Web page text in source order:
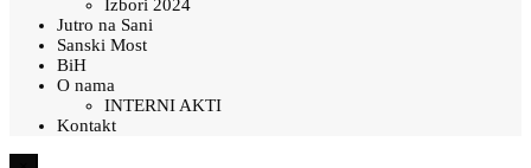
Izbori 2024
Jutro na Sani
Sanski Most
BiH
O nama
INTERNI AKTI
Kontakt